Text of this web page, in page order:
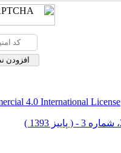
4.0 International License